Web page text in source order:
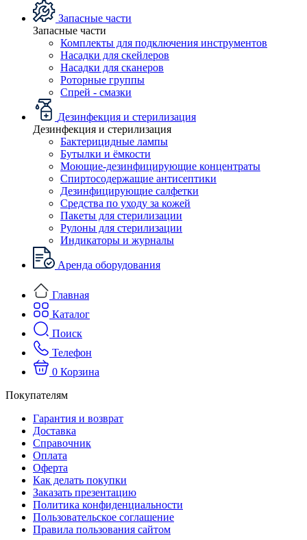
Запасные части
Запасные части
Комплекты для подключения инструментов
Насадки для скейлеров
Насадки для сканеров
Роторные группы
Спрей - смазки
Дезинфекция и стерилизация
Дезинфекция и стерилизация
Бактерицидные лампы
Бутылки и ёмкости
Моющие-дезинфицирующие концентраты
Спиртосодержащие антисептики
Дезинфицирующие салфетки
Средства по уходу за кожей
Пакеты для стерилизации
Рулоны для стерилизации
Индикаторы и журналы
Аренда оборудования
Главная
Каталог
Поиск
Телефон
0 Корзина
Покупателям
Гарантия и возврат
Доставка
Справочник
Оплата
Оферта
Как делать покупки
Заказать презентацию
Политика конфиденциальности
Пользовательское соглашение
Правила пользования сайтом